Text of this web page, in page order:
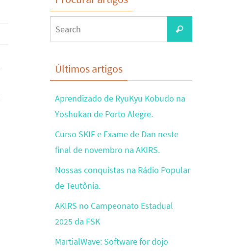
for:
Search
Últimos artigos
Aprendizado de RyuKyu Kobudo na
Yoshukan de Porto Alegre.
Curso SKIF e Exame de Dan neste
final de novembro na AKIRS.
Nossas conquistas na Rádio Popular
de Teutônia.
AKIRS no Campeonato Estadual
2025 da FSK
MartialWave: Software for dojo